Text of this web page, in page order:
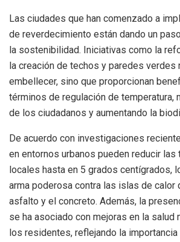
Las ciudades que han comenzado a
de reverdecimiento están dando un
la sostenibilidad. Iniciativas como la
la creación de techos y paredes verdes
embellecer, sino que proporcionan
términos de regulación de temperatura,
de los ciudadanos y aumentando la
De acuerdo con investigaciones
en entornos urbanos pueden reducir las
locales hasta en 5 grados centígrados,
arma poderosa contra las islas de calor
asfalto y el concreto. Además, la
se ha asociado con mejoras en la salud
los residentes, reflejando la